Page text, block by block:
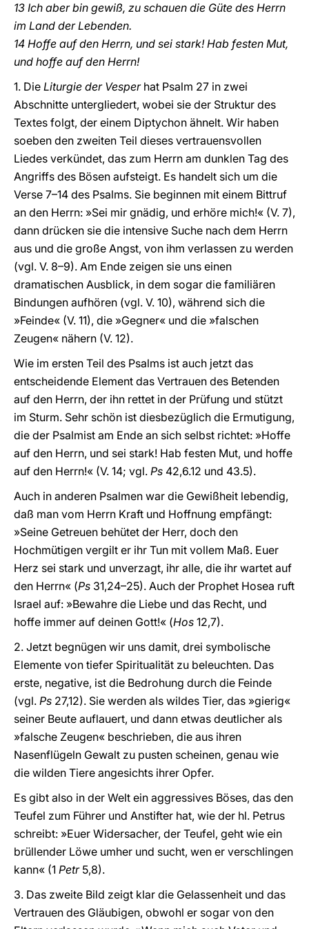
13 Ich aber bin gewiß, zu schauen die Güte des Herrn
im Land der Lebenden.
14 Hoffe auf den Herrn, und sei stark! Hab festen Mut,
und hoffe auf den Herrn!
1. Die Liturgie der Vesperhat Psalm 27 in zwei
Abschnitte untergliedert, wobei sie der Struktur des
Textes folgt, der einem Diptychon ähnelt. Wir haben
soeben den zweiten Teil dieses vertrauensvollen
Liedes verkündet, das zum Herrn am dunklen Tag des
Angriffs des Bösen aufsteigt. Es handelt sich um die
Verse 7–14 des Psalms. Sie beginnen mit einem Bittruf
an den Herrn: »Sei mir gnädig, und erhöre mich!« (V. 7),
dann drücken sie die intensive Suche nach dem Herrn
aus und die große Angst, von ihm verlassen zu werden
(vgl. V. 8–9). Am Ende zeigen sie uns einen
dramatischen Ausblick, in dem sogar die familiären
Bindungen aufhören (vgl. V. 10), während sich die
»Feinde« (V. 11), die »Gegner« und die »falschen
Zeugen« nähern (V. 12).
Wie im ersten Teil des Psalms ist auch jetzt das
entscheidende Element das Vertrauen des Betenden
auf den Herrn, der ihn rettet in der Prüfung und stützt
im Sturm. Sehr schön ist diesbezüglich die Ermutigung,
die der Psalmist am Ende an sich selbst richtet: »Hoffe
auf den Herrn, und sei stark! Hab festen Mut, und hoffe
auf den Herrn!« (V. 14; vgl. Ps 42,6.12 und 43.5).
Auch in anderen Psalmen war die Gewißheit lebendig,
daß man vom Herrn Kraft und Hoffnung empfängt:
»Seine Getreuen behütet der Herr, doch den
Hochmütigen vergilt er ihr Tun mit vollem Maß. Euer
Herz sei stark und unverzagt, ihr alle, die ihr wartet auf
den Herrn« (Ps 31,24–25). Auch der Prophet Hosea ruft
Israel auf: »Bewahre die Liebe und das Recht, und
hoffe immer auf deinen Gott!« (Hos 12,7).
2. Jetzt begnügen wir uns damit, drei symbolische
Elemente von tiefer Spiritualität zu beleuchten. Das
erste, negative, ist die Bedrohung durch die Feinde
(vgl. Ps 27,12). Sie werden als wildes Tier, das »gierig«
seiner Beute auflauert, und dann etwas deutlicher als
»falsche Zeugen« beschrieben, die aus ihren
Nasenflügeln Gewalt zu pusten scheinen, genau wie
die wilden Tiere angesichts ihrer Opfer.
Es gibt also in der Welt ein aggressives Böses, das den
Teufel zum Führer und Anstifter hat, wie der hl. Petrus
schreibt: »Euer Widersacher, der Teufel, geht wie ein
brüllender Löwe umher und sucht, wen er verschlingen
kann« (1 Petr5,8).
3. Das zweite Bild zeigt klar die Gelassenheit und das
Vertrauen des Gläubigen, obwohl er sogar von den